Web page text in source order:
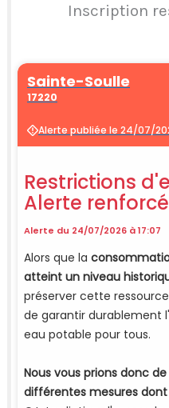
Inscription